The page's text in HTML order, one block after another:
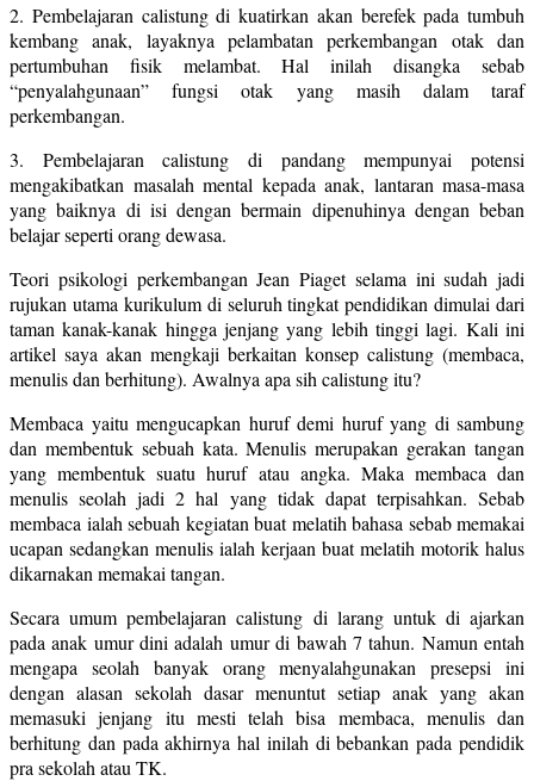
2. Pembelajaran calistung di kuatirkan akan berefek pada tumbuh
kembang anak, layaknya pelambatan perkembangan otak dan
pertumbuhan fisik melambat. Hal inilah disangka sebab
“penyalahgunaan” fungsi otak yang masih dalam taraf
perkembangan.
3. Pembelajaran calistung di pandang mempunyai potensi
mengakibatkan masalah mental kepada anak, lantaran masa-masa
yang baiknya di isi dengan bermain dipenuhinya dengan beban
belajar seperti orang dewasa.
Teori psikologi perkembangan Jean Piaget selama ini sudah jadi
rujukan utama kurikulum di seluruh tingkat pendidikan dimulai dari
taman kanak-kanak hingga jenjang yang lebih tinggi lagi. Kali ini
artikel saya akan mengkaji berkaitan konsep calistung (membaca,
menulis dan berhitung). Awalnya apa sih calistung itu?
Membaca yaitu mengucapkan huruf demi huruf yang di sambung
dan membentuk sebuah kata. Menulis merupakan gerakan tangan
yang membentuk suatu huruf atau angka. Maka membaca dan
menulis seolah jadi 2 hal yang tidak dapat terpisahkan. Sebab
membaca ialah sebuah kegiatan buat melatih bahasa sebab memakai
ucapan sedangkan menulis ialah kerjaan buat melatih motorik halus
dikarnakan memakai tangan.
Secara umum pembelajaran calistung di larang untuk di ajarkan
pada anak umur dini adalah umur di bawah 7 tahun. Namun entah
mengapa seolah banyak orang menyalahgunakan presepsi ini
dengan alasan sekolah dasar menuntut setiap anak yang akan
memasuki jenjang itu mesti telah bisa membaca, menulis dan
berhitung dan pada akhirnya hal inilah di bebankan pada pendidik
pra sekolah atau TK.